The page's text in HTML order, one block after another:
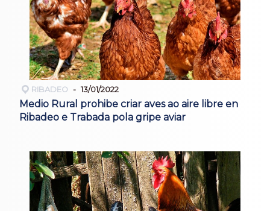
RIBADEO 13/01/2022
Medio Rural prohibe criar aves ao aire libre en
Ribadeo e Trabada pola gripe aviar